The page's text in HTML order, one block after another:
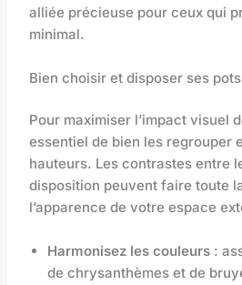
alliée précieuse pour ceux qui
minimal.
Bien choisir et disposer ses pots
Pour maximiser l’impact visuel
essentiel de bien les regrouper
hauteurs. Les contrastes entre
disposition peuvent faire toute
l’apparence de votre espace
Harmonisez les couleurs :
de chrysanthèmes et de